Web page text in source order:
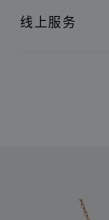
线上服务